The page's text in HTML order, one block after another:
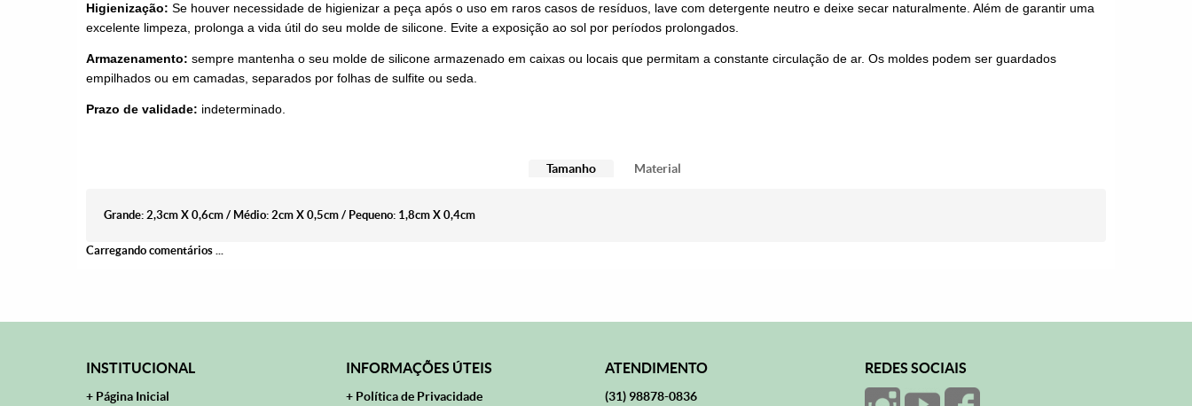
Higienização: Se houver necessidade de higienizar a peça após o uso em raros casos de resíduos, lave com detergente neutro e deixe secar naturalmente. Além de garantir uma
excelente limpeza, prolonga a vida útil do seu molde de silicone. Evite a exposição ao sol por períodos prolongados.
Armazenamento: sempre mantenha o seu molde de silicone armazenado em caixas ou locais que permitam a constante circulação de ar. Os moldes podem ser guardados
empilhados ou em camadas, separados por folhas de sulfite ou seda.
Prazo de validade: indeterminado.
Tamanho Material
Grande: 2,3cm X 0,6cm / Médio: 2cm X 0,5cm / Pequeno: 1,8cm X 0,4cm
Carregando comentários ...
INSTITUCIONAL
Página Inicial
INFORMAÇÕES ÚTEIS
Política de Privacidade
ATENDIMENTO
(31) 98878-0836
REDES SOCIAIS